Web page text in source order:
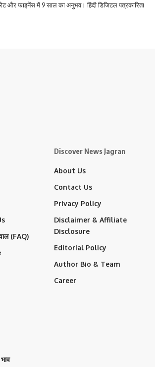
और फाइनेंस में 9 साल का अनुभव। हिंदी डिजिटल पत्रकारिता
(FAQ)
Discover News Jagran
About Us
Contact Us
Privacy Policy
Disclaimer & Affiliate
Disclosure
Editorial Policy
Author Bio & Team
Career